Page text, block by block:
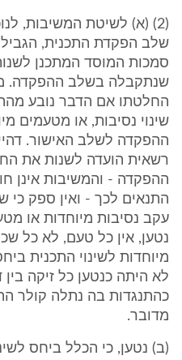
(2) (א) לשיטת המשיבות,
שלב הפקדת התכנית,
סמכות המוסד המתכנן
שנתקבלה בשלב ההפקדה.
החלטתו אם הדבר נובע
שינוי נסיבות, או מטעמים
ההפקדה לשלב האישור.
רשאית הועדה לשנות את
ההפקדה - והמשיבות אינן
התנאים לכך - ואין ספק כי
עקב נסיבות מיוחדות או
נטען, אין כל טעם, לא כל
מיוחדות לשינוי התכנית
לא היתה כנטען כל זיקה
כהתנגדות בה נתלה קולר
מדובר.
(ב) נטען, כי הכלל ביחס